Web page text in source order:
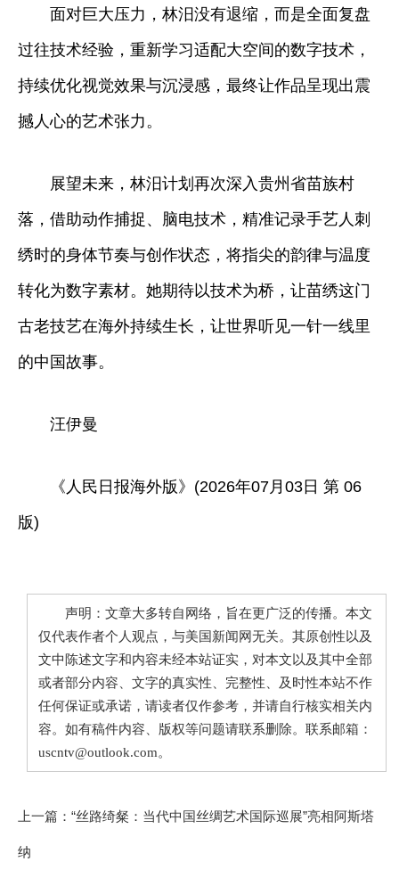
面对巨大压力，林汨没有退缩，而是全面复盘
过往技术经验，重新学习适配大空间的数字技术，
持续优化视觉效果与沉浸感，最终让作品呈现出震
撼人心的艺术张力。
展望未来，林汨计划再次深入贵州省苗族村
落，借助动作捕捉、脑电技术，精准记录手艺人刺
绣时的身体节奏与创作状态，将指尖的韵律与温度
转化为数字素材。她期待以技术为桥，让苗绣这门
古老技艺在海外持续生长，让世界听见一针一线里
的中国故事。
汪伊曼
《人民日报海外版》(2026年07月03日 第 06
版)
声明：文章大多转自网络，旨在更广泛的传播。本文
仅代表作者个人观点，与美国新闻网无关。其原创性以及
文中陈述文字和内容未经本站证实，对本文以及其中全部
或者部分内容、文字的真实性、完整性、及时性本站不作
任何保证或承诺，请读者仅作参考，并请自行核实相关内
容。如有稿件内容、版权等问题请联系删除。联系邮箱：
uscntv@outlook.com。
上一篇： “丝路绮粲：当代中国丝绸艺术国际巡展”亮相阿斯塔
纳